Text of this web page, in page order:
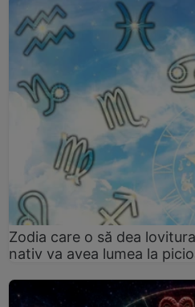
Zodia care o să dea
nativ va avea lumea la